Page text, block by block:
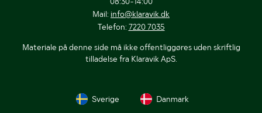
Mail: info@klaravik.dk
Telefon: 7220 7035
Materiale på denne side må ikke offentliggøres uden skriftlig
tilladelse fra Klaravik ApS.
Sverige Danmark